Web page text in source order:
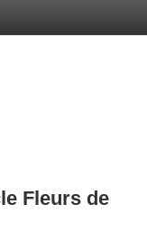
Fleurs de